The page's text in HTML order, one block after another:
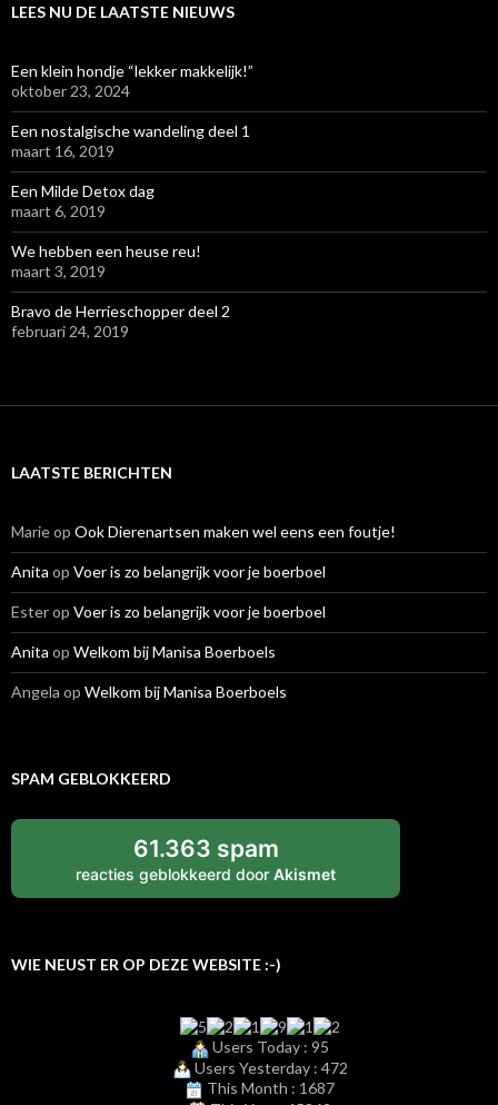
LEES NU DE LAATSTE NIEUWS
Een klein hondje “lekker makkelijk!”
oktober 23, 2024
Een nostalgische wandeling deel 1
maart 16, 2019
Een Milde Detox dag
maart 6, 2019
We hebben een heuse reu!
maart 3, 2019
Bravo de Herrieschopper deel 2
februari 24, 2019
LAATSTE BERICHTEN
Marieop Ook Dierenartsen maken wel eens een foutje!
Anita op Voer is zo belangrijk voor je boerboel
Esterop Voer is zo belangrijk voor je boerboel
Anita op Welkom bij Manisa Boerboels
Angela op Welkom bij Manisa Boerboels
SPAM GEBLOKKEERD
61.363 spam
reacties geblokkeerd door Akismet
WIE NEUST ER OP DEZE WEBSITE :-)
Users Today : 95
Users Yesterday : 472
This Month : 1687